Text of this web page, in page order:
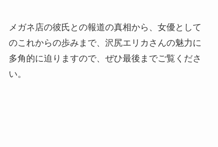
メガネ店の彼氏との報道の真相から、女優として
のこれからの歩みまで、沢尻エリカさんの魅力に
多角的に迫りますので、ぜひ最後までご覧くださ
い。